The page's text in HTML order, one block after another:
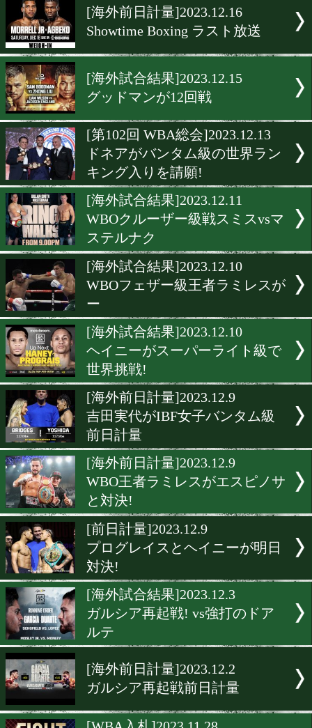
[海外試合結果]2023.12.17
スーパーバンタム級WBA
戦者決定戦
[海外前日計量]2023.12.16
フライ級王座統一戦とSバ
ム級WBA挑戦者決定戦
[海外前日計量]2023.12.16
Showtime Boxing ラスト放
[海外試合結果]2023.12.15
グッドマンが12回戦
[第102回 WBA総会
ドネアがバンタム級の世界
キング入りを請願!
[海外試合結果]2023.12.11
WBOクルーザー級戦スミ
ステルナク
[海外試合結果]2023.12.10
WBOフェザー級王者ラミ
ー
[海外試合結果]2023.12.10
ヘイニーがスーパーライト
世界挑戦!
[海外前日計量]2023.12.9
吉田実代がIBF女子バンタ
前日計量